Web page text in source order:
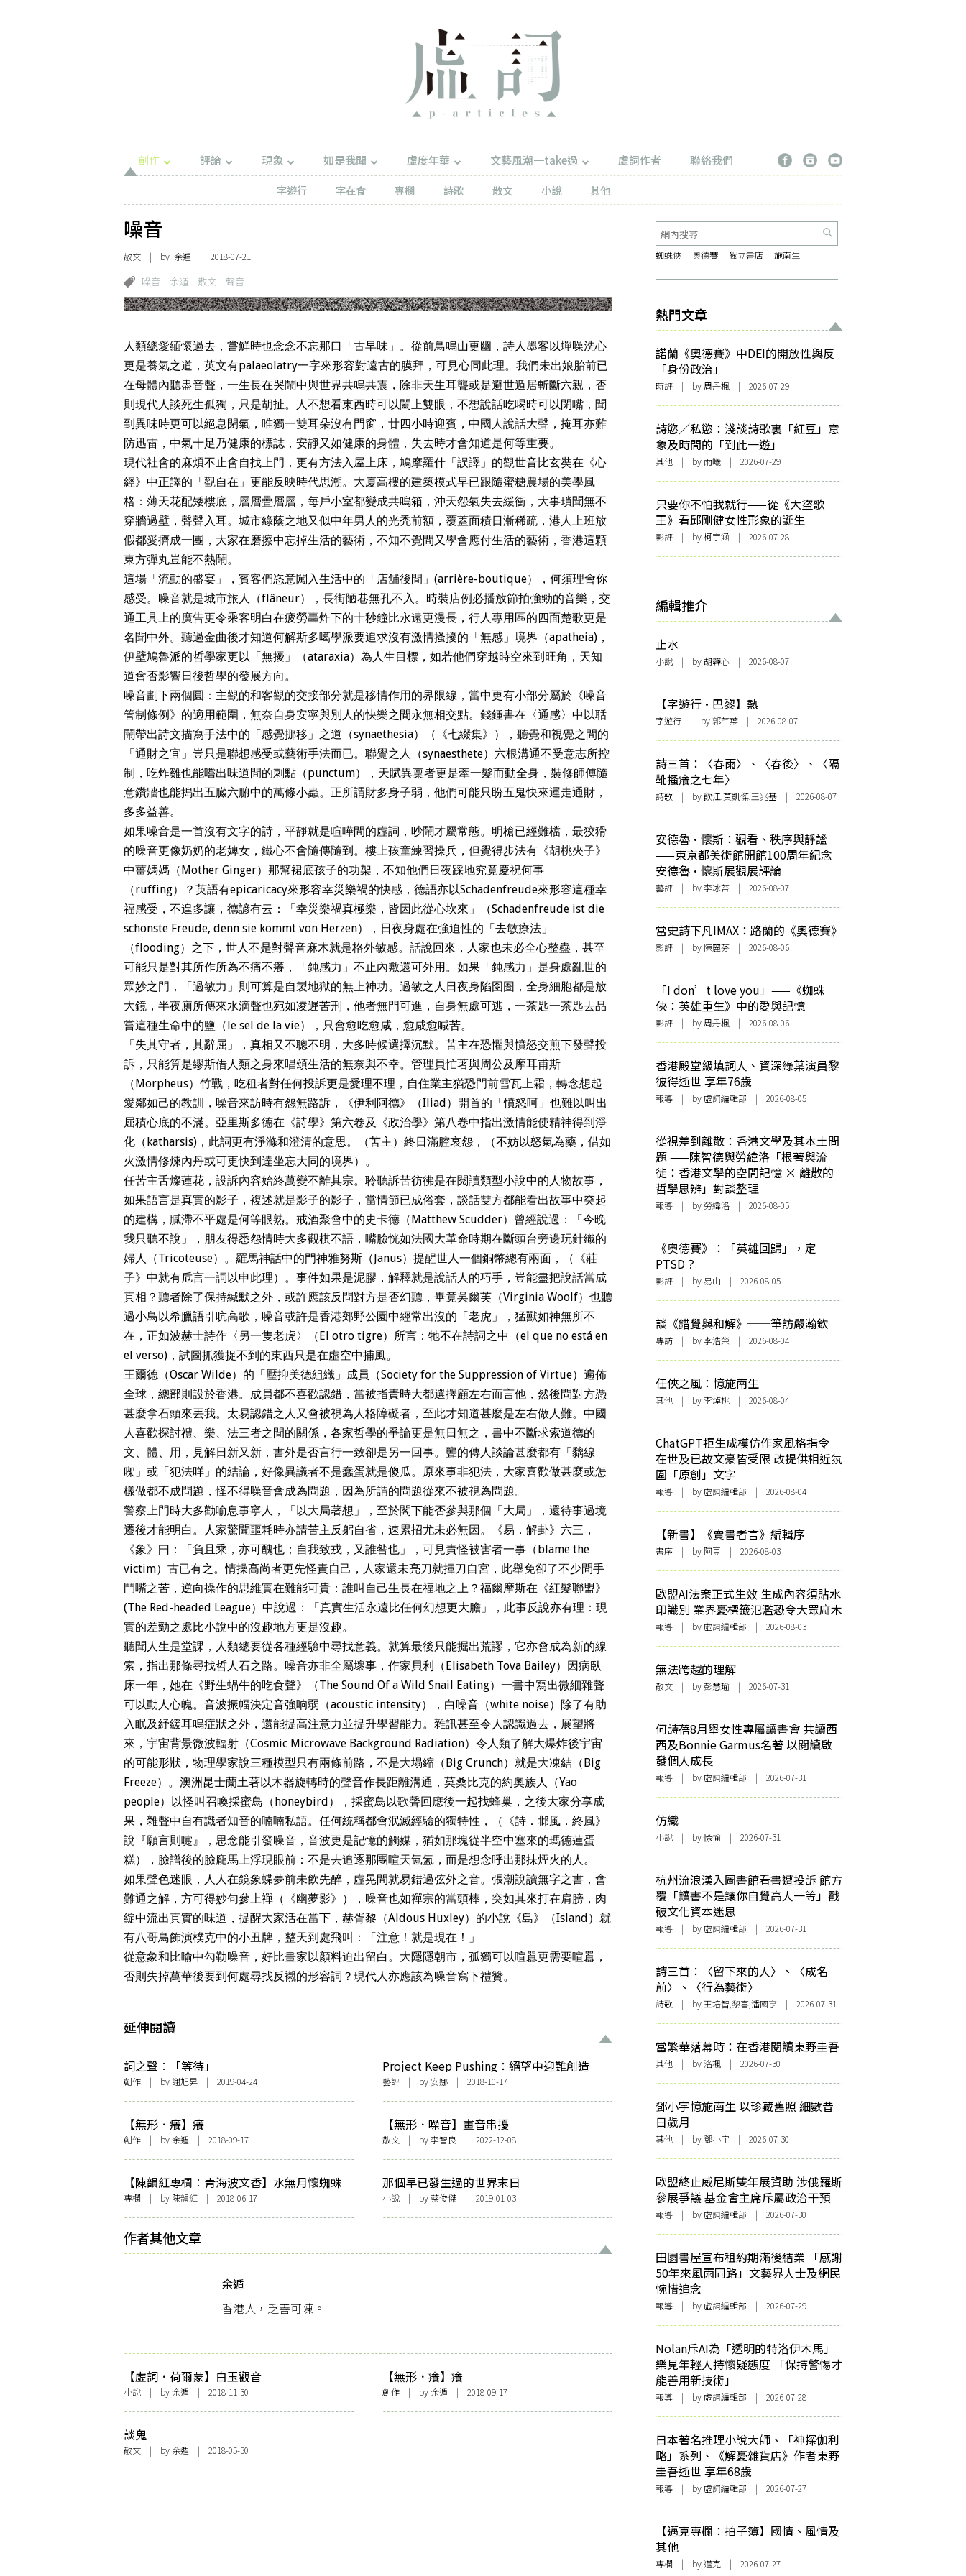
創作 評論 現象 如是我聞 虛度年華 文藝風潮一take過 虛詞作者
聯絡我們
字遊行
字在食 專欄 詩歌 散文 小說 其他
噪音
散文 | by 余遁 | 2018-07-21
噪音 余遁 散文 聲音
人類總愛緬懷過去，嘗鮮時也念念不忘那口「古早味」。從前鳥鳴山更幽，詩人墨客以蟬噪洗心
更是養氣之道，英文有palaeolatry一字來形容對遠古的膜拜，可見心同此理。我們未出娘胎前已
在母體內聽盡音聲，一生長在哭鬧中與世界共鳴共震，除非天生耳聾或是避世遁居斬斷六親，否
則現代人談死生孤獨，只是胡扯。人不想看東西時可以闔上雙眼，不想說話吃喝時可以閉嘴，聞
到異味時更可以絕息閉氣，唯獨一雙耳朵沒有門窗，廿四小時迎賓，中國人說話大聲，掩耳亦難
防迅雷，中氣十足乃健康的標誌，安靜又如健康的身體，失去時才會知道是何等重要。
現代社會的麻煩不止會自找上門，更有方法入屋上床，鳩摩羅什「誤譯」的觀世音比玄奘在《心
經》中正譯的「觀自在」更能反映時代思潮。大廈高樓的建築模式早已跟隨蜜糖農場的美學風
格：薄天花配矮樓底，層層疊層層，每戶小室都變成共鳴箱，沖天怨氣失去緩衝，大事瑣聞無不
穿牆過壁，聲聲入耳。城市綠蔭之地又似中年男人的光禿前額，覆蓋面積日漸稀疏，港人上班放
假都愛擠成一團，大家在磨擦中忘掉生活的藝術，不知不覺間又學會應付生活的藝術，香港這顆
東方彈丸豈能不熱鬧。
這場「流動的盛宴」，賓客們恣意闖入生活中的「店舖後間」(arrière-boutique），何須理會你
感受。噪音就是城市旅人（flâneur），長街陋巷無孔不入。時裝店例必播放節拍強勁的音樂，交
通工具上的廣告更令乘客明白在疲勞轟炸下的十秒鐘比永遠更漫長，行人專用區的四面楚歌更是
名聞中外。聽過金曲後才知道何解斯多噶學派要追求沒有激情搔擾的「無感」境界（apatheia)，
伊壁鳩魯派的哲學家更以「無擾」（ataraxia）為人生目標，如若他們穿越時空來到旺角，天知
道會否影響日後哲學的發展方向。
噪音劃下兩個圓：主觀的和客觀的交接部分就是移情作用的界限線，當中更有小部分屬於《噪音
管制條例》的適用範圍，無奈自身安寧與別人的快樂之間永無相交點。錢鍾書在〈通感〉中以聒
鬧帶出詩文描寫手法中的「感覺挪移」之道（synaethesia）（《七綴集》），聽覺和視覺之間的
「通財之宜」豈只是聯想感受或藝術手法而已。聯覺之人（synaesthete）六根溝通不受意志所控
制，吃炸雞也能嚐出味道間的刺點（punctum），天賦異稟者更是牽一髮而動全身，裝修師傅隨
意鑽牆也能搗出五臓六腑中的萬條小蟲。正所謂財多身子弱，他們可能只盼五鬼快來運走通財，
多多益善。
如果噪音是一首沒有文字的詩，平靜就是喧嘩間的虛詞，吵鬧才屬常態。明槍已經難檔，最狡猾
的噪音更像奶奶的老婢女，鐵心不會隨傳隨到。樓上孩童練習操兵，但覺得步法有《胡桃夾子》
中薑媽媽（Mother Ginger）那幫裙底孩子的功架，不知他們日夜踩地究竟慶祝何事
（ruffing）？英語有epicaricacy來形容幸災樂禍的快感，德語亦以Schadenfreude來形容這種幸
福感受，不遑多讓，德諺有云：「幸災樂禍真極樂，皆因此從心坎來」（Schadenfreude ist die
schönste Freude, denn sie kommt von Herzen），日夜身處在強迫性的「去敏療法」
（flooding）之下，世人不是對聲音麻木就是格外敏感。話說回來，人家也未必全心整蠱，甚至
可能只是對其所作所為不痛不癢，「鈍感力」不止內敷還可外用。如果「鈍感力」是身處亂世的
眾妙之門，「過敏力」則可算是自製地獄的無上神功。過敏之人日夜身陷囹圄，全身細胞都是放
大鏡，半夜廁所傳來水滴聲也宛如凌遲苦刑，他者無門可進，自身無處可逃，一茶匙一茶匙去品
嘗這種生命中的鹽（le sel de la vie），只會愈吃愈咸，愈咸愈喊苦。
「失其守者，其辭屈」，真相又不聰不明，大多時候選擇沉默。苦主在恐懼與憤怒交煎下發聲投
訴，只能算是繆斯借人類之身來唱頌生活的無奈與不幸。管理員忙著與周公及摩耳甫斯
（Morpheus）竹戰，吃租者對任何投訴更是愛理不理，自住業主猶恐門前雪瓦上霜，轉念想起
愛鄰如己的教訓，噪音來訪時有怨無路訴，《伊利阿德》（Iliad）開首的「憤怒呵」也難以叫出
屈積心底的不滿。亞里斯多德在《詩學》第六卷及《政治學》第八卷中指出激情能使精神得到淨
化（katharsis)，此詞更有淨滌和澄清的意思。（苦主）終日滿腔哀怨，（不妨以怒氣為藥，借如
火激情修煉內丹或可更快到達坐忘大同的境界）。
任苦主舌燦蓮花，設訴內容始終萬變不離其宗。聆聽訴苦彷彿是在閱讀類型小說中的人物故事，
如果語言是真實的影子，複述就是影子的影子，當情節已成俗套，談話雙方都能看出故事中突起
的建構，膩滯不平處是何等眼熟。戒酒聚會中的史卡德（Matthew Scudder）曾經說過：「今晚
我只聽不說」，朋友得悉怨情時大多觀棋不語，嘴臉恍如法國大革命時期在斷頭台旁邊玩針織的
婦人（Tricoteuse）。羅馬神話中的門神雅努斯（Janus）提醒世人一個銅幣總有兩面，（《莊
子》中就有卮言一詞以申此理）。事件如果是泥膠，解釋就是說話人的巧手，豈能盡把說話當成
真相？聽者除了保持緘默之外，或許應該反問對方是否幻聽，畢竟吳爾芙（Virginia Woolf）也聽
過小鳥以希臘語引吭高歌，噪音或許是香港郊野公園中經常出沒的「老虎」，猛獸如神無所不
在，正如波赫士詩作〈另一隻老虎〉（El otro tigre）所言：牠不在詩詞之中（el que no está en
el verso)，試圖抓獲捉不到的東西只是在虛空中捕風。
王爾德（Oscar Wilde）的「壓抑美德組織」成員（Society for the Suppression of Virtue）遍佈
全球，總部則設於香港。成員都不喜歡認錯，當被指責時大都選擇顧左右而言他，然後問對方憑
甚麼拿石頭來丟我。太易認錯之人又會被視為人格障礙者，至此才知道甚麼是左右做人難。中國
人喜歡探討禮、樂、法三者之間的關係，各家哲學的爭論更是無日無之，書中不斷求索道德的
文、體、用，見解日新又新，書外是否言行一致卻是另一回事。聾的傳人談論甚麼都有「黐線
㗎」或「犯法咩」的結論，好像異議者不是蠢蛋就是傻瓜。原來事非犯法，大家喜歡做甚麼或怎
樣做都不成問題，怪不得噪音會成為問題，因為所謂的問題從來不被視為問題。
警察上門時大多勸喻息事寧人，「以大局著想」，至於閣下能否參與那個「大局」，還待事過境
遷後才能明白。人家驚聞噩耗時亦請苦主反躬自省，速累招尤未必無因。《易．解卦》六三，
《象》曰：「負且乘，亦可醜也；自我致戎，又誰咎也」，可見責怪被害者一事（blame the
victim）古已有之。情操高尚者更先怪責自己，人家還未亮刀就揮刀自宮，此舉免卻了不少問手
鬥嘴之苦，逆向操作的思維實在難能可貴：誰叫自己生長在福地之上？福爾摩斯在《紅髮聯盟》
(The Red-headed League）中說過：「真實生活永遠比任何幻想更大膽」，此事反說亦有理：現
實的差勁之處比小說中的沒趣地方更是沒趣。
聽聞人生是堂課，人類總要從各種經驗中尋找意義。就算最後只能掘出荒謬，它亦會成為新的線
索，指出那條尋找哲人石之路。噪音亦非全屬壞事，作家貝利（Elisabeth Tova Bailey）因病臥
床一年，她在《野生蝸牛的吃食聲》（The Sound Of a Wild Snail Eating）一書中寫出微細雜聲
可以動人心魄。音波振幅決定音強响弱（acoustic intensity），白噪音（white noise）除了有助
入眠及紓緩耳鳴症狀之外，還能提高注意力並提升學習能力。雜訊甚至令人認識過去，展望將
來，宇宙背景微波輻射（Cosmic Microwave Background Radiation）令人類了解大爆炸後宇宙
的可能形狀，物理學家說三種模型只有兩條前路，不是大塌縮（Big Crunch）就是大凍結（Big
Freeze）。澳洲昆士蘭土著以木器旋轉時的聲音作長距離溝通，莫桑比克的約奧族人（Yao
people）以怪叫召喚採蜜鳥（honeybird），採蜜鳥以歌聲回應後一起找蜂巢，之後大家分享成
果，雜聲中自有識者知音的喃喃私語。任何統稱都會泯滅經驗的獨特性，（《詩．邶風．終風》
說『願言則嚏』，思念能引發噪音，音波更是記憶的觸媒，猶如那塊從半空中塞來的瑪德蓮蛋
糕），臉譜後的臉龐馬上浮現眼前：不是去追逐那團喧天氤氳，而是想念呼出那抺煙火的人。
如果聲色迷眼，人人在鏡象蝶夢前未飲先醉，虛晃間就易錯過弦外之音。張潮說讀無字之書，會
難通之解，方可得妙句參上禪（《幽夢影》），噪音也如禪宗的當頭棒，突如其來打在肩膀，肉
綻中流出真實的味道，提醒大家活在當下，赫胥黎（Aldous Huxley）的小說《島》（Island）就
有八哥鳥飾演樸克中的小丑牌，整天到處飛叫：「注意！就是現在！」
從意象和比喻中勾勒噪音，好比畫家以顏料迫出留白。大隱隱朝市，孤獨可以喧囂更需要喧囂，
否則失掉萬華後要到何處尋找反襯的形容詞？現代人亦應該為噪音寫下禮贊。
延伸閱讀
詞之聲︰「等待」
創作 | by 謝旭昇 | 2019-04-24
Project Keep Pushing：絕望中迎難創造
藝評 | by 安娜 | 2018-10-17
【無形．癢】癢
創作 | by余遁 | 2018-09-17
【無形．噪音】畫音串擾
散文 | by李智良 | 2022-12-08
【陳韻紅專欄︰青海波文香】水無月懷蜘蛛
專欄 | by 陳韻紅 | 2018-06-17
那個早已發生過的世界末日
小說 | by蔡俊傑 | 2019-01-03
作者其他文章
余遁
香港人，乏善可陳。
【虛詞．荷爾蒙】白玉觀音
小說 | by余遁 | 2018-11-30
【無形．癢】癢
創作 | by余遁 | 2018-09-17
談鬼
散文 | by余遁 | 2018-05-30
蜘蛛俠 奧德賽 獨立書店 施南生
熱門文章
諾蘭《奧德賽》中DEI的開放性與反
「身份政治」
時評 | by 周丹楓 | 2026-07-29
詩慾／私慾：淺談詩歌裏「紅豆」意
象及時間的「到此一遊」
其他 | by 雨曦 | 2026-07-29
只要你不怕我就行——從《大盜歌
王》看邱剛健女性形象的誕生
影評 | by 柯宇涵 | 2026-07-28
編輯推介
止水
小說 | by 胡韡心 | 2026-08-07
【字遊行·巴黎】熱
字遊行 | by 郭芊葉 | 2026-08-07
詩三首：〈春雨〉、〈春後〉、〈隔
靴搔癢之七年〉
詩歌 | by 飲江,莫凱傑,王兆基 | 2026-08-07
安德魯·懷斯：觀看、秩序與靜謐
——東京都美術館開館100周年紀念
安德魯·懷斯展觀展評論
藝評 | by 李冰苔 | 2026-08-07
當史詩下凡IMAX：路蘭的《奧德賽》
影評 | by 陳麗芬 | 2026-08-06
「I don’t love you」——《蜘蛛
俠：英雄重生》中的愛與記憶
影評 | by 周丹楓 | 2026-08-06
香港殿堂級填詞人、資深綠葉演員黎
彼得逝世 享年76歲
報導 | by 虛詞編輯部 | 2026-08-05
從視差到離散：香港文學及其本土問
題 ——陳智德與勞緯洛「根著與流
徙：香港文學的空間記憶 × 離散的
哲學思辨」對談整理
報導 | by 勞緯洛 | 2026-08-05
《奧德賽》：「英雄回歸」，定
PTSD？
影評 | by 易山 | 2026-08-05
談《錯覺與和解》──筆訪嚴瀚欽
專訪 | by 李浩榮 | 2026-08-04
任俠之風：憶施南生
其他 | by 李焯桃 | 2026-08-04
ChatGPT拒生成模仿作家風格指令
在世及已故文豪皆受限 改提供相近氛
圍「原創」文字
報導 | by 虛詞編輯部 | 2026-08-04
【新書】《賣書者言》編輯序
書序 | by 阿豆 | 2026-08-03
歐盟AI法案正式生效 生成內容須貼水
印識別 業界憂標籤氾濫恐令大眾麻木
報導 | by 虛詞編輯部 | 2026-08-03
無法跨越的理解
散文 | by 彭慧瑜 | 2026-07-31
何詩蓓8月舉女性專屬讀書會 共讀西
西及Bonnie Garmus名著 以閱讀啟
發個人成長
報導 | by 虛詞編輯部 | 2026-07-31
仿織
小說 | by 悇愉 | 2026-07-31
杭州流浪漢入圖書館看書遭投訴 館方
覆「讀書不是讓你自覺高人一等」戳
破文化資本迷思
報導 | by 虛詞編輯部 | 2026-07-31
詩三首：〈留下來的人〉、〈成名
前〉、〈行為藝術〉
詩歌 | by 王培智,黎喜,潘國亨 | 2026-07-31
當繁華落幕時：在香港閱讀東野圭吾
其他 | by洛楓 | 2026-07-30
鄧小宇憶施南生 以珍藏舊照 細數昔
日歲月
其他 | by 鄧小宇 | 2026-07-30
歐盟終止威尼斯雙年展資助 涉俄羅斯
參展爭議 基金會主席斥屬政治干預
報導 | by 虛詞編輯部 | 2026-07-30
田園書屋宣布租約期滿後結業 「感謝
50年來風雨同路」文藝界人士及網民
惋惜追念
報導 | by 虛詞編輯部 | 2026-07-29
Nolan斥AI為「透明的特洛伊木馬」
樂見年輕人持懷疑態度 「保持警惕才
能善用新技術」
報導 | by 虛詞編輯部 | 2026-07-28
日本著名推理小說大師、「神探伽利
略」系列、《解憂雜貨店》作者東野
圭吾逝世 享年68歲
報導 | by 虛詞編輯部 | 2026-07-27
【邁克專欄：拍子簿】國情、風情及
其他
專欄 | by邁克 | 2026-07-27